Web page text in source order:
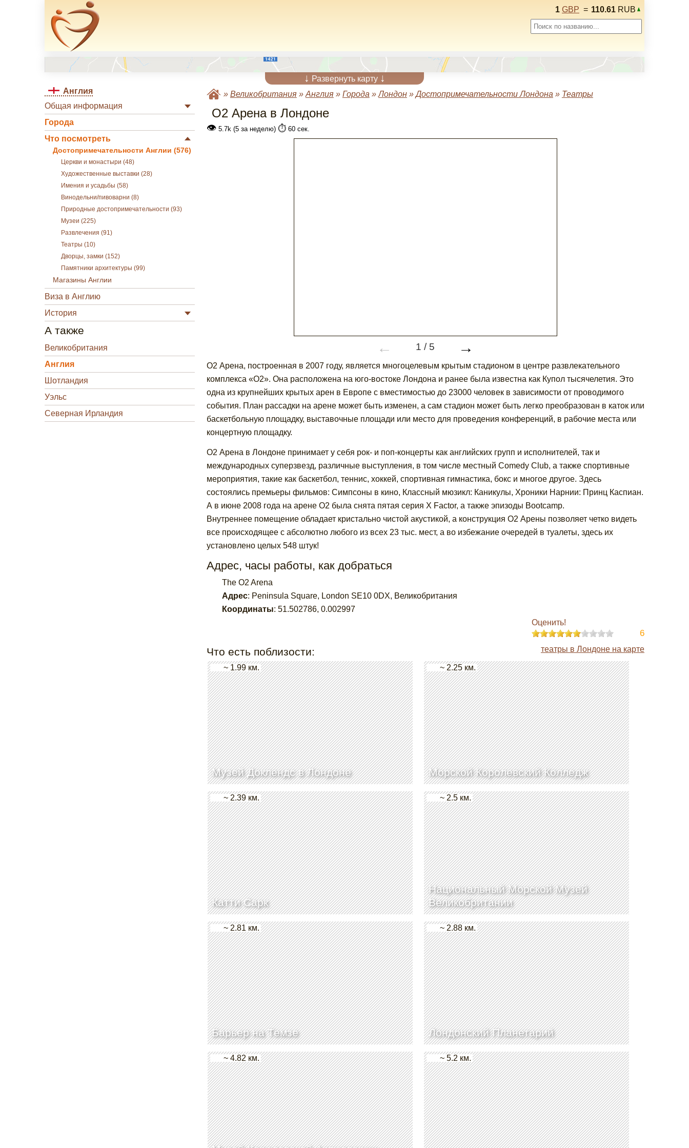
1 GBP = 110.61 RUB
↓ Развернуть карту ↓
Англия
Общая информация
Города
Что посмотреть
Достопримечательности Англии (576)
Церкви и монастыри (48)
Художественные выставки (28)
Имения и усадьбы (58)
Винодельни/пивоварни (8)
Природные достопримечательности (93)
Музеи (225)
Развлечения (91)
Театры (10)
Дворцы, замки (152)
Памятники архитектуры (99)
Магазины Англии
Виза в Англию
История
А также
Великобритания
Англия
Шотландия
Уэльс
Северная Ирландия
» Великобритания» Англия» Города »Лондон»Достопримечательности Лондона » Театры
О2 Арена в Лондоне
👁5.7k (5 за неделю) ⏱️60 сек.
← 1 / 5 →
О2 Арена, построенная в 2007 году, является многоцелевым крытым стадионом в центре развлекательного
комплекса «О2». Она расположена на юго-востоке Лондона и ранее была известна как Купол тысячелетия. Это
одна из крупнейших крытых арен в Европе с вместимостью до 23000 человек в зависимости от проводимого
события. План рассадки на арене может быть изменен, а сам стадион может быть легко преобразован в каток или
баскетбольную площадку, выставочные площади или место для проведения конференций, в рабочие места или
концертную площадку.
О2 Арена в Лондоне принимает у себя рок- и поп-концерты как английских групп и исполнителей, так и
международных суперзвезд, различные выступления, в том числе местный Comedy Club, а также спортивные
мероприятия, такие как баскетбол, теннис, хоккей, спортивная гимнастика, бокс и многое другое. Здесь
состоялись премьеры фильмов: Симпсоны в кино, Классный мюзикл: Каникулы, Хроники Нарнии: Принц Каспиан.
А в июне 2008 года на арене О2 была снята пятая серия X Factor, а также эпизоды Bootcamp.
Внутреннее помещение обладает кристально чистой акустикой, а конструкция O2 Арены позволяет четко видеть
все происходящее с абсолютно любого из всех 23 тыс. мест, а во избежание очередей в туалеты, здесь их
установлено целых 548 штук!
Адрес, часы работы, как добраться
The O2 Arena
Адрес: Peninsula Square, London SE10 0DX, Великобритания
Координаты: 51.502786, 0.002997
Оценить!
6
Что есть поблизости: театры в Лондоне на карте
Музей Доклендс в Лондоне
~ 1.99 км.
Морской Королевский Колледж
~ 2.25 км.
Катти Сарк
~ 2.39 км.
Национальный Морской Музей
Великобритании
~ 2.5 км.
Барьер на Темзе
~ 2.81 км.
Лондонский Планетарий
~ 2.88 км.
~ 4.82 км. ~ 5.2 км.